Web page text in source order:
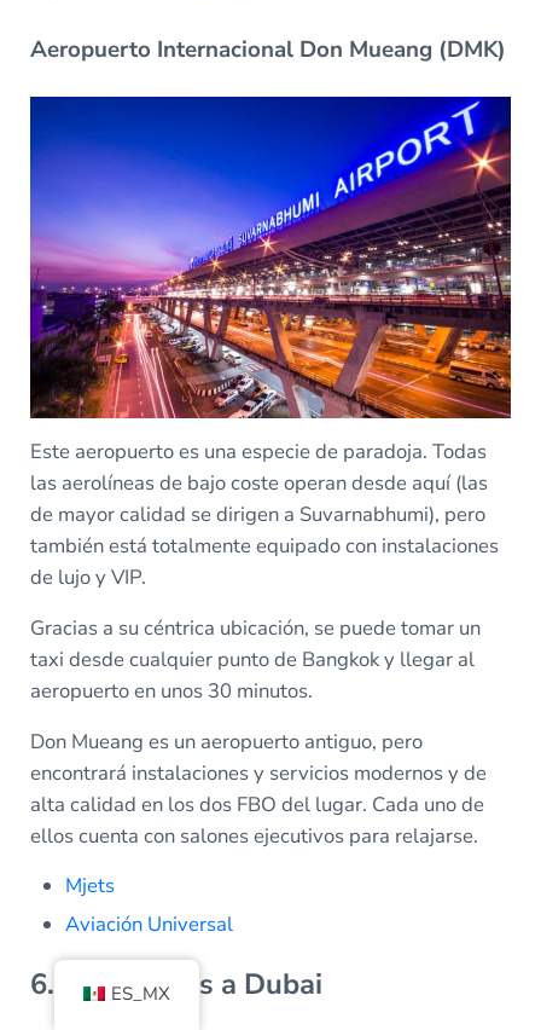
Aeropuerto Internacional Don Mueang (DMK)
Este aeropuerto es una especie de paradoja. Todas
las aerolíneas de bajo coste operan desde aquí (las
de mayor calidad se dirigen a Suvarnabhumi), pero
también está totalmente equipado con instalaciones
de lujo y VIP.
Gracias a su céntrica ubicación, se puede tomar un
taxi desde cualquier punto de Bangkok y llegar al
aeropuerto en unos 30 minutos.
Don Mueang es un aeropuerto antiguo, pero
encontrará instalaciones y servicios modernos y de
alta calidad en los dos FBO del lugar. Cada uno de
ellos cuenta con salones ejecutivos para relajarse.
Mjets
Aviación Universal
6. De Londres a Dubai
ES_MX